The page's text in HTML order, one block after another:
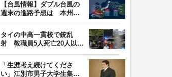
【台風情報】ダブル台風の
週末の進路予想は 本州は
タイの中高一貫校で銃乱
射 教職員5人死亡20人以上
「生涯考え続けてくださ
い」江別市男子大学生集団